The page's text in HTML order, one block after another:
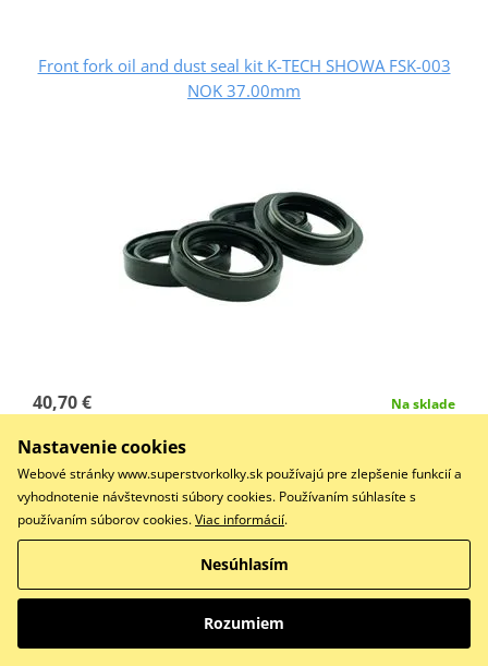
Front fork oil and dust seal kit K-TECH SHOWA FSK-003
NOK 37.00mm
40,70 € Na sklade
Do košíka
Porovnať
Každá sada obsahuje: 2 x Gufero přední vidlice a 2 x Stírací
kroužky vidlice
Front fork oil and dust seal kit K-TECH SHOWA FSK-007
Nastavenie cookies
Webové stránky www.superstvorkolky.sk používajú pre zlepšenie funkcií a
vyhodnotenie návštevnosti súbory cookies. Používaním súhlasíte s
používaním súborov cookies.Viac informácií.
Nesúhlasím
Rozumiem